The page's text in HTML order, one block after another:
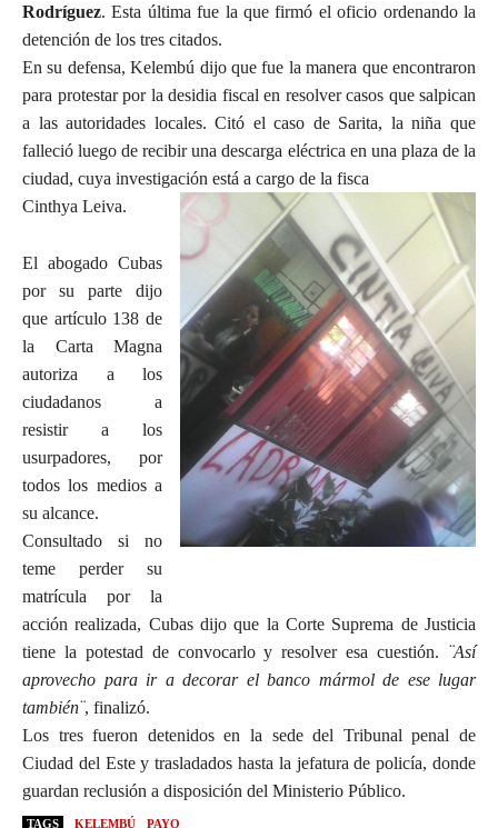
Rodríguez. Esta última fue la que firmó el oficio ordenando la
detención de los tres citados.
En su defensa, Kelembú dijo que fue la manera que encontraron
para protestar por la desidia fiscal en resolver casos que salpican
a las autoridades locales. Citó el caso de Sarita, la niña que
falleció luego de recibir una descarga eléctrica en una plaza de la
ciudad, cuya investigación está a cargo de la fisca
Cinthya Leiva.
El abogado Cubas
por su parte dijo
que artículo 138 de
la Carta Magna
autoriza a los
ciudadanos a
resistir a los
usurpadores, por
todos los medios a
su alcance.
Consultado si no
teme perder su
matrícula por la
acción realizada, Cubas dijo que la Corte Suprema de Justicia
tiene la potestad de convocarlo y resolver esa cuestión. ¨Así
aprovecho para ir a decorar el banco mármol de ese lugar
también¨, finalizó.
Los tres fueron detenidos en la sede del Tribunal penal de
Ciudad del Este y trasladados hasta la jefatura de policía, donde
guardan reclusión a disposición del Ministerio Público.
TAGS KELEMBÚ PAYO